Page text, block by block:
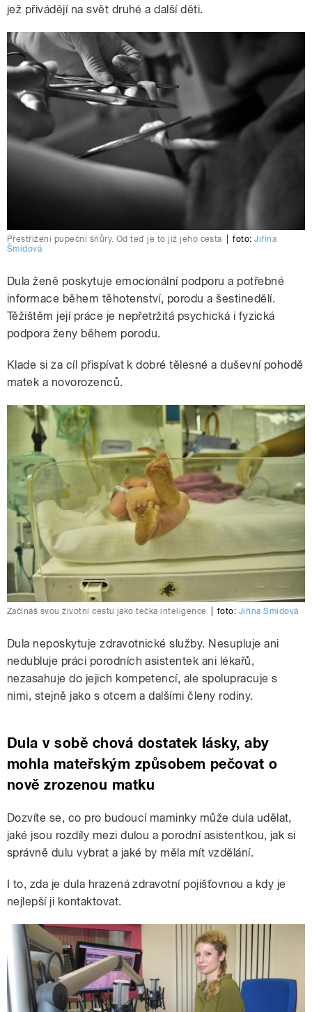
jež přivádějí na svět druhé a další děti.
Přestřižení pupeční šňůry. Od teď je to již jeho cesta foto:Jiřina
Šmídová
Dula ženě poskytuje emocionální podporu a potřebné
informace během těhotenství, porodu a šestinedělí.
Těžištěm její práce je nepřetržitá psychická i fyzická
podpora ženy během porodu.
Klade si za cíl přispívat k dobré tělesné a duševní pohodě
matek a novorozenců.
Začínáš svou životní cestu jako tečka inteligence foto: Jiřina Šmídová
Dula neposkytuje zdravotnické služby. Nesupluje ani
nedubluje práci porodních asistentek ani lékařů,
nezasahuje do jejich kompetencí, ale spolupracuje s
nimi, stejně jako s otcem a dalšími členy rodiny.
Dula v sobě chová dostatek lásky, aby
mohla mateřským způsobem pečovat o
nově zrozenou matku
Dozvíte se, co pro budoucí maminky může dula udělat,
jaké jsou rozdíly mezi dulou a porodní asistentkou, jak si
správně dulu vybrat a jaké by měla mít vzdělání.
I to, zda je dula hrazená zdravotní pojišťovnou a kdy je
nejlepší ji kontaktovat.